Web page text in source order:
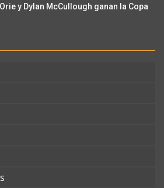
y Dylan McCullough ganan la Copa